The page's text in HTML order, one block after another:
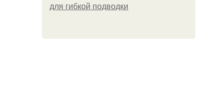
для гибкой подводки